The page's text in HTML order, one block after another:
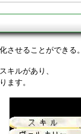
させることができる。
キルがあり、
ます。